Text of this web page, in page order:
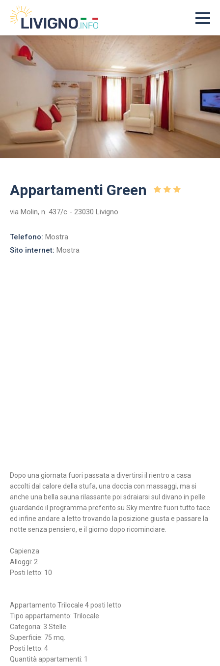
Appartamenti Green
via Molin, n. 437/c - 23030 Livigno
Telefono: Mostra
Sito internet: Mostra
Dopo una giornata fuori passata a divertirsi il rientro a casa
accolti dal calore della stufa, una doccia con massaggi, ma si
anche una bella sauna rilassante poi sdraiarsi sul divano in pelle
guardando il programma preferito su Sky mentre fuori tutto tace
ed infine andare a letto trovando la posizione giusta e passare la
notte senza pensiero, e il giorno dopo ricominciare.
Capienza
Alloggi: 2
Posti letto: 10
Appartamento Trilocale 4 posti letto
Tipo appartamento: Trilocale
Categoria: 3 Stelle
Superficie: 75 mq.
Posti letto: 4
Quantità appartamenti: 1